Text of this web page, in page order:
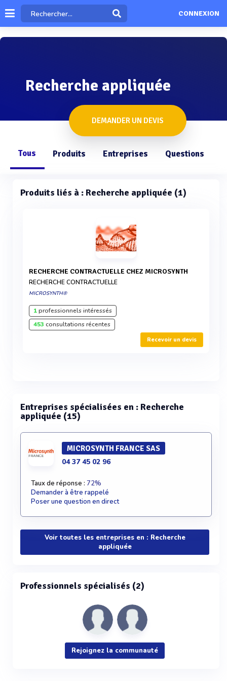
CONNEXION
Recherche appliquée
DEMANDER UN DEVIS
Tous Produits Entreprises Questions
Produits liés à : Recherche appliquée (1)
RECHERCHE CONTRACTUELLE CHEZ MICROSYNTH
RECHERCHE CONTRACTUELLE
MICROSYNTH®
1professionnels intéressés
453 consultations récentes
Recevoir un devis
Entreprises spécialisées en : Recherche
appliquée (15)
MICROSYNTH FRANCE SAS
04 37 45 02 96
Taux de réponse : 72%
Demander à être rappelé
Poser une question en direct
Voir toutes les entreprises en : Recherche
appliquée
Professionnels spécialisés (2)
Rejoignez la communauté